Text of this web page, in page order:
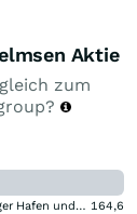
Aktie
zum
Hamburger Hafen und Logistik 164,6